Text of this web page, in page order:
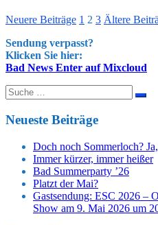
Seitennummerierung
der
Beiträge
Neuere Beiträge 1 2 3 Ältere
Sendung verpasst?
Klicken Sie hier:
Bad News Enter auf Mixcloud
Suche
nach:
Neueste Beiträge
Doch noch Sommerloch?
Immer kürzer, immer heißer
Bad Summerparty ’26
Platzt der Mai?
Gastsendung: ESC 2026 –
Show am 9. Mai 2026 um